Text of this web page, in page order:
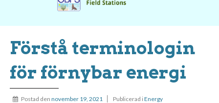
Förstå terminologin
för förnybar energi
Postad den november 19, 2021 Publicerad i Energy